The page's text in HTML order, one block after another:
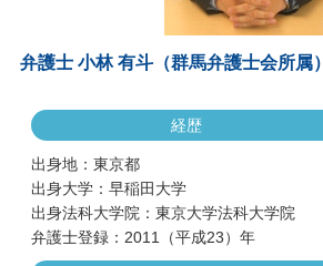
弁護士 小林 有斗（群馬弁護士会所属）
経歴
出身地：東京都
出身大学：早稲田大学
出身法科大学院：東京大学法科大学院
弁護士登録：2011（平成23）年